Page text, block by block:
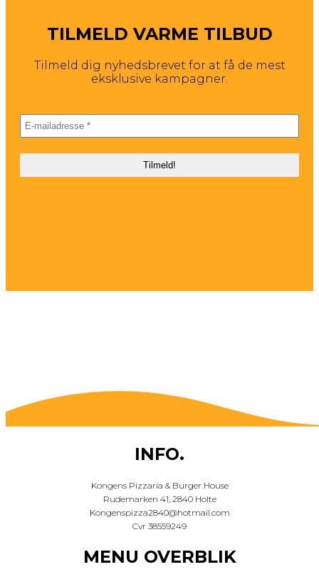
TILMELD VARME TILBUD
Tilmeld dig nyhedsbrevet for at få de mest
eksklusive kampagner.
INFO.
Kongens Pizzaria & Burger House
Rudemarken 41, 2840 Holte
Kongenspizza2840@hotmail.com
Cvr 38559249
MENU OVERBLIK